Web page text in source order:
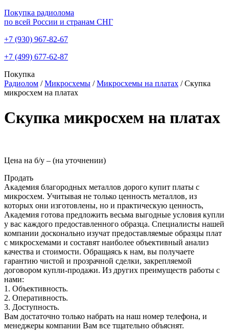
Покупка радиолома
по всей России и странам СНГ
+7 (930) 967-82-67
+7 (499) 677-62-87
Покупка
Радиолом / Микросхемы / Микросхемы на платах / Скупка
микросхем на платах
Скупка микросхем на платах
Цена на б/у – (на уточнении)
Продать
Академия благородных металлов дорого купит платы с
микросхем. Учитывая не только ценность металлов, из
которых они изготовлены, но и практическую ценность,
Академия готова предложить весьма выгодные условия купли
у вас каждого предоставленного образца. Специалисты нашей
компании досконально изучат предоставляемые образцы плат
с микросхемами и составят наиболее объективный анализ
качества и стоимости. Обращаясь к нам, вы получаете
гарантию чистой и прозрачной сделки, закрепляемой
договором купли-продажи. Из других преимуществ работы с
нами:
1. Объективность.
2. Оперативность.
3. Доступность.
Вам достаточно только набрать на наш номер телефона, и
менеджеры компании Вам все тщательно объяснят.